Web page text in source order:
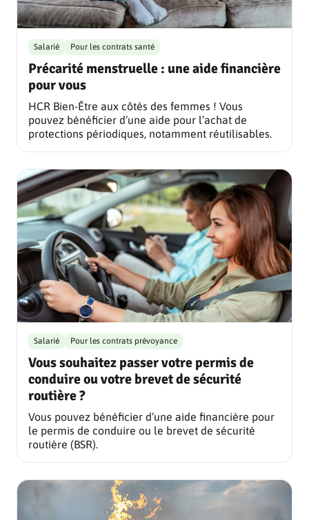
Précarité menstruelle : une aide financière
pour vous
Salarié Pour les contrats santé
HCR Bien-Être aux côtés des femmes ! Vous
pouvez bénéficier d’une aide pour l’achat de
protections périodiques, notamment réutilisables.
Vous souhaitez passer votre permis de
conduire ou votre brevet de sécurité
routière ?
Salarié Pour les contrats prévoyance
Vous pouvez bénéficier d’une aide financière pour
le permis de conduire ou le brevet de sécurité
routière (BSR).